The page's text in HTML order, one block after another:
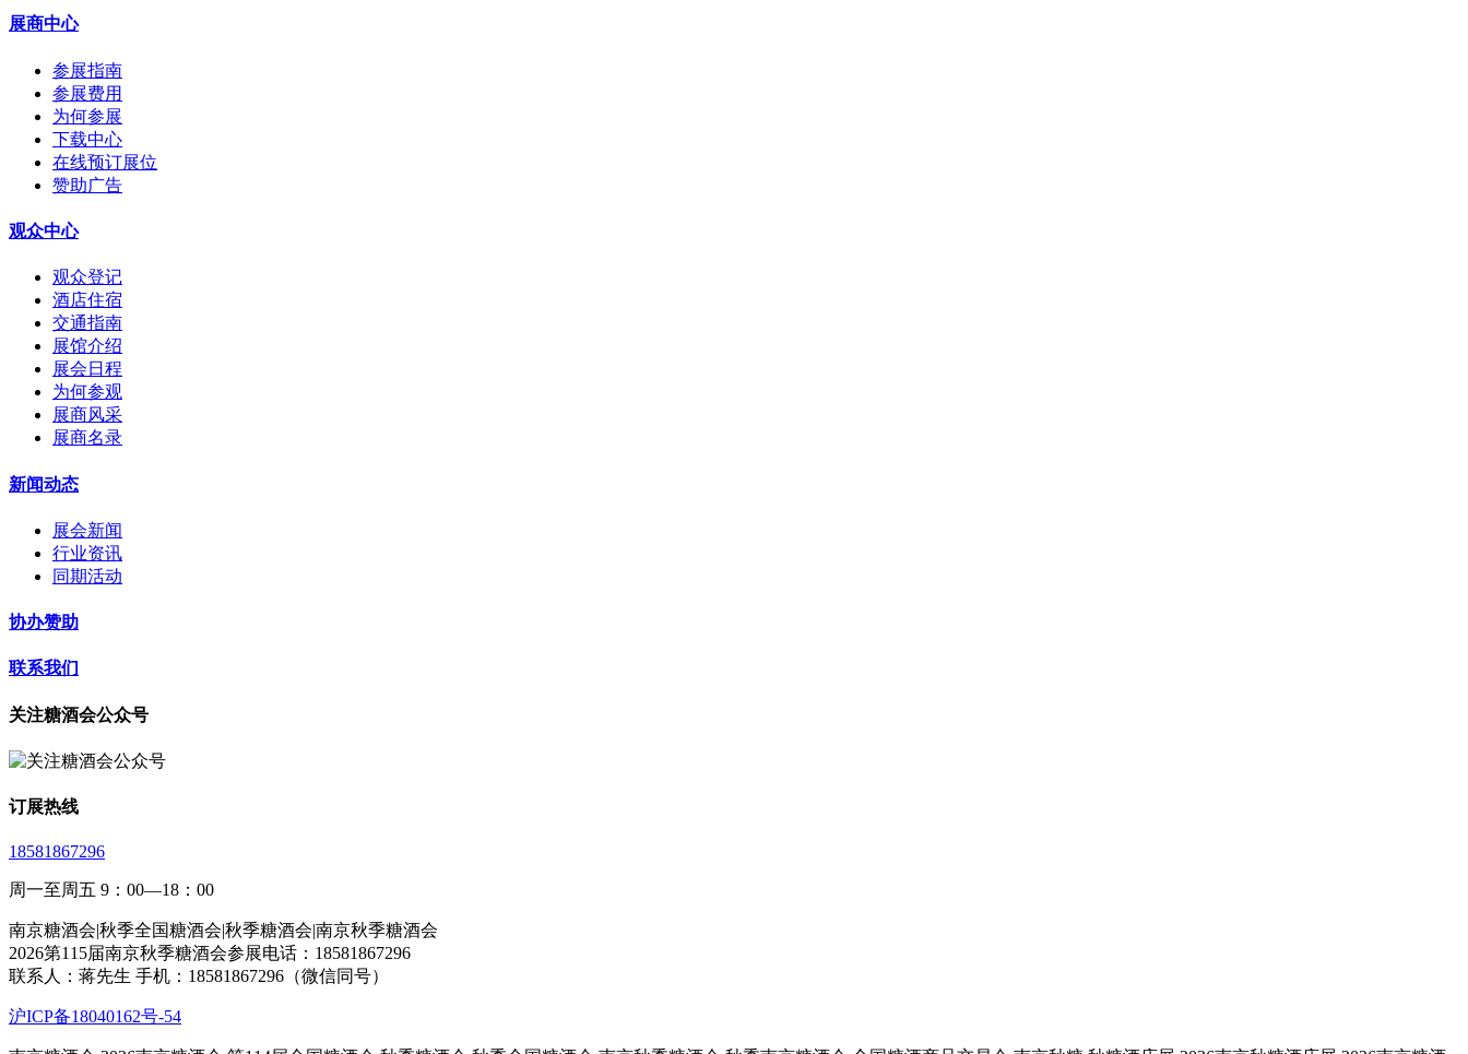
展商中心
参展指南
参展费用
为何参展
下载中心
在线预订展位
赞助广告
观众中心
观众登记
酒店住宿
交通指南
展馆介绍
展会日程
为何参观
展商风采
展商名录
新闻动态
展会新闻
行业资讯
同期活动
协办赞助
联系我们
关注糖酒会公众号
订展热线
18581867296
周一至周五 9：00—18：00
南京糖酒会|秋季全国糖酒会|秋季糖酒会|南京秋季糖酒会
2026第115届南京秋季糖酒会参展电话：18581867296
联系人：蒋先生 手机：18581867296（微信同号）
沪ICP备18040162号-54